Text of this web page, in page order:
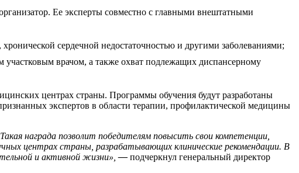
Ее эксперты совместно с главными внештатными
сердечной недостаточностью и другими заболеваниями;
врачом, а также охват подлежащих диспансерному
центрах страны. Программы обучения будут разработаны
экспертов в области терапии, профилактической медицины
награда позволит победителям повысить свои компетенции,
центрах страны, разрабатывающих клинические рекомендации. В
и активной жизни»,— подчеркнул генеральный директор